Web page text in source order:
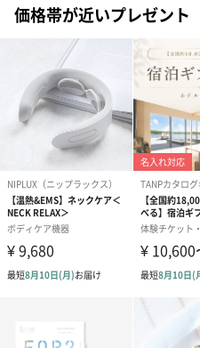
い。パッケージに入れてお届けし
プリザーブドフラワー
ブーケ（ピンク）
（2,580円）
プリ
ブー
（
愛らしいぬいぐるみを同梱して
誕生日・記念日・出産祝いなど
価格帯が近いプレゼント